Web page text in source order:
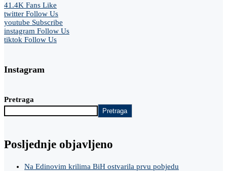
41.4K Fans Like
twitter Follow Us
youtube Subscribe
instagram Follow Us
tiktok Follow Us
Instagram
Pretraga
Pretraga
Posljednje objavljeno
Na Edinovim krilima BiH ostvarila prvu pobjedu